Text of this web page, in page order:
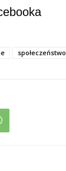
społeczeństwo